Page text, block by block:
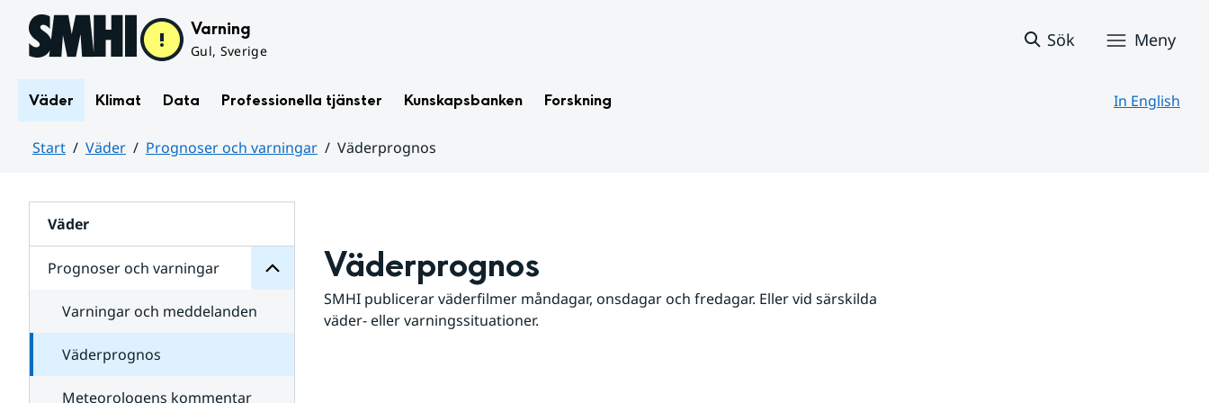
Hoppa till sidans innehåll Varning
Gul, Sverige
Sök Meny
Väder Klimat Data Professionella tjänster Kunskapsbanken Forskning In English
Start Väder Prognoser och varningar
Väderprognos
Väder
Prognoser och varningar
för
varningar
Varningar och meddelanden
Väderprognos
Meteorologens kommentar
Väderprognos
SMHI publicerar väderfilmer måndagar, onsdagar och fredagar. Eller vid särskilda
väder- eller varningssituationer.